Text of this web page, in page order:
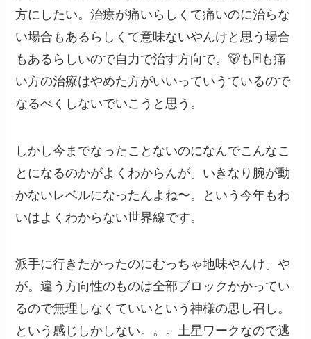
方にしたい。治療が痛いらしくて痛いのに治らな
い場合もあるらしくて意味ないやんけと思う場合
もあるらしいので自力で治す方向で。🐻も🃏も痛
い方の治療はやめた方がいいっていうているので
なるべくしないでいこうと思う。
しかし今までなったことないのになんでこんなこ
とになるのかがよくわからんが。いきなり腕が動
かないレベルになったんよね〜。という今年もわ
いはよくわからない世界線です。
派手に行きたかったのにむっちゃ地味やんけ。や
が。違う方向性のものは全部ブロックかかってい
るので無理しなくていいという神様の思し召し。
という感じしかしない。。。土星ワークなので逃